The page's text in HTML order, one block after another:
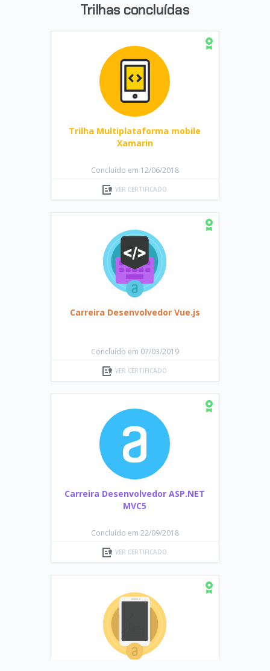
Trilhas concluídas
Trilha Multiplataforma mobile
Xamarin
Concluído em 12/06/2018
VER CERTIFICADO
Carreira Desenvolvedor Vue.js
Concluído em 07/03/2019
VER CERTIFICADO
Carreira Desenvolvedor ASP.NET
MVC5
Concluído em 22/09/2018
VER CERTIFICADO